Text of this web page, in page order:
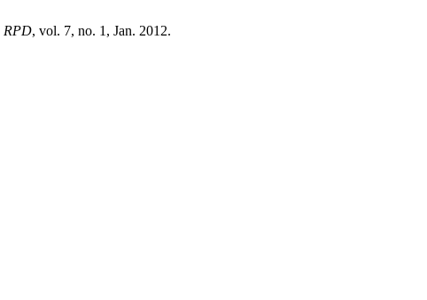
RPD, vol. 7, no. 1, Jan. 2012.